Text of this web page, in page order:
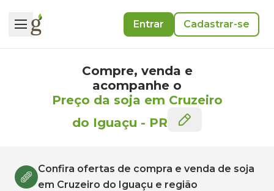
Entrar Cadastrar-se
Compre, venda e
acompanhe o
Preço da soja em Cruzeiro
do Iguaçu - PR
Confira ofertas de compra e venda de soja
em Cruzeiro do Iguaçu e região